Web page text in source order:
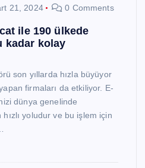
21, 2024 0 Comments
ile 190 ülkede
kadar kolay
son yıllarda hızla büyüyor
firmaları da etkiliyor. E-
dünya genelinde
yoludur ve bu işlem için